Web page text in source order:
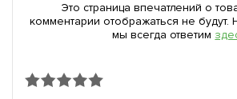
Это страница впечатлений о
комментарии отображаться не
мы всегда ответим